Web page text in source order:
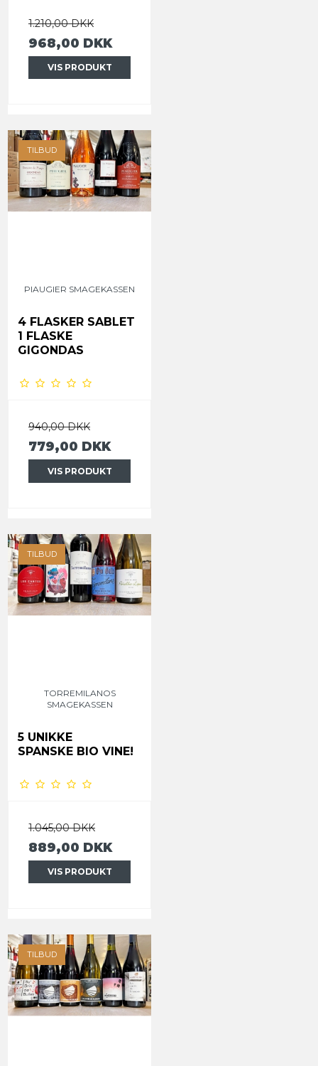
1.210,00 DKK
968,00 DKK
VIS PRODUKT
TILBUD
PIAUGIER SMAGEKASSEN
4 FLASKER SABLET
1 FLASKE
GIGONDAS
940,00 DKK
779,00 DKK
VIS PRODUKT
TILBUD
TORREMILANOS
SMAGEKASSEN
5 UNIKKE
SPANSKE BIO VINE!
1.045,00 DKK
889,00 DKK
VIS PRODUKT
TILBUD